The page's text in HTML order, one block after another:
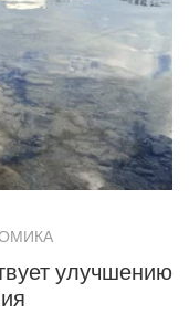
улучшению